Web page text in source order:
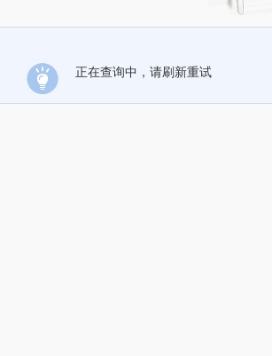
正在查询中，请刷新重试